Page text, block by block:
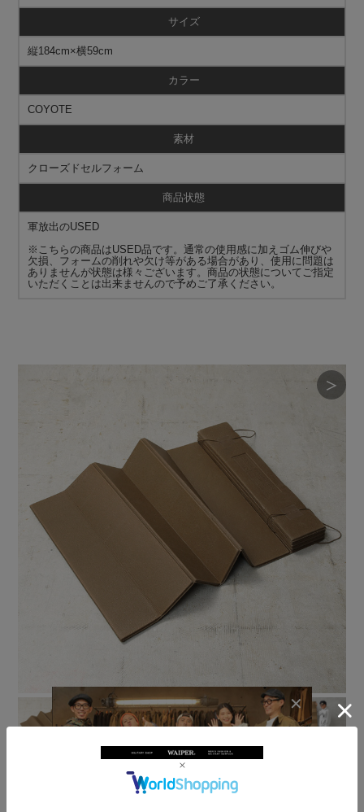
サイズ
縦184cm×横59cm
カラー
COYOTE
素材
クローズドセルフォーム
商品状態
軍放出のUSED
※こちらの商品はUSED品です。通常の使用感に加えゴム伸びや
欠損、フォームの削れや欠け等がある場合があり、使用に問題は
ありませんが状態は様々ございます。商品の状態についてご指定
いただくことは出来ませんので予めご了承ください。
＞